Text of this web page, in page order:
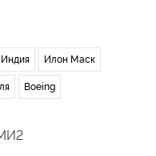
Индия Илон Маск
Boeing